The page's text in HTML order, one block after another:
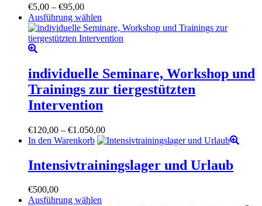
Optionen
können
Produktseite
gewählt
werden
€5,00 – €95,00Preisspanne:
€5,00
bis
€95,00
Ausführung wählen
Produkt
weist
auf.
Die
Optionen
auf
Produktseite
gewählt
individuelle Seminare, Workshop und
Trainings zur tiergestützten
Intervention
€120,00 – €1.050,00Preisspanne:
€120,00
€1.050,00
In den Warenkorb
Intensivtrainingslager und Urlaub
€500,00
Ausführung wählen